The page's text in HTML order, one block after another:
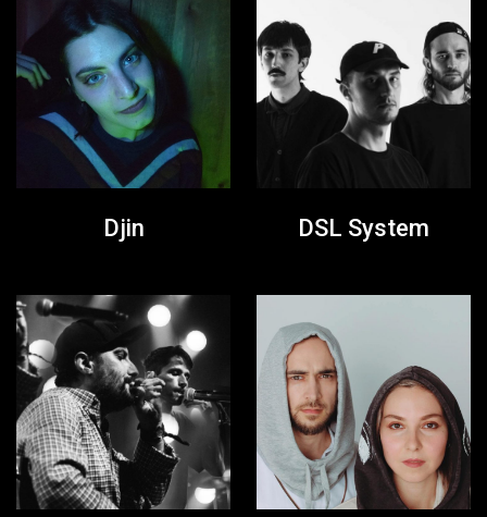
Djin DSL System